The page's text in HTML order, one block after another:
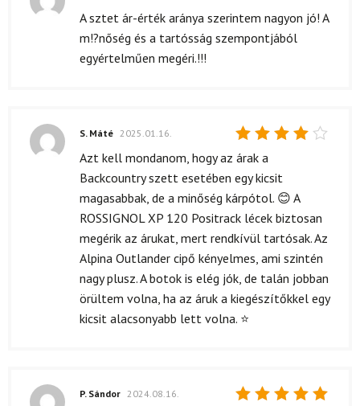
Értékelés:
/ 5
A sztet ár-érték aránya szerintem nagyon jó! A
m!?nőség és a tartósság szempontjából
egyértelműen megéri.!!!
Értékelés:
S. Máté 2025.01.16.
Azt kell mondanom, hogy az árak a
Backcountry szett esetében egy kicsit
magasabbak, de a minőség kárpótol. 😊 A
ROSSIGNOL XP 120 Positrack lécek biztosan
megérik az árukat, mert rendkívül tartósak. Az
Alpina Outlander cipő kényelmes, ami szintén
nagy plusz. A botok is elég jók, de talán jobban
örültem volna, ha az áruk a kiegészítőkkel egy
kicsit alacsonyabb lett volna. ⭐
P. Sándor 2024.08.16.